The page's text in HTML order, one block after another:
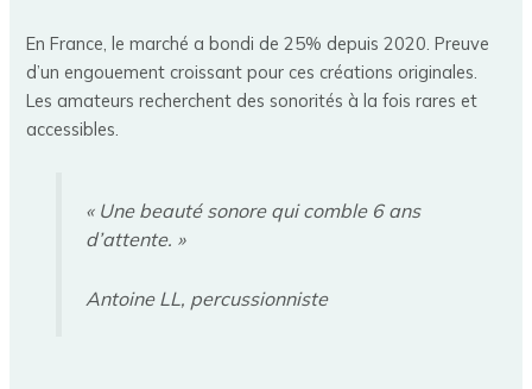
En France, le marché a bondi de 25% depuis 2020. Preuve
d’un engouement croissant pour ces créations originales.
Les amateurs recherchent des sonorités à la fois rares et
accessibles.
« Une beauté sonore qui comble 6 ans
d’attente. »
Antoine LL, percussionniste